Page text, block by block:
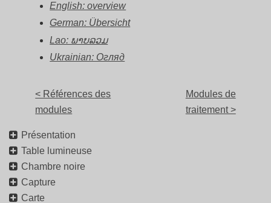
English: overview
German: Übersicht
Lao: ພາບລວມ
Ukrainian: Огляд
< Références des
modules
Modules de
traitement >
Présentation
Table lumineuse
Chambre noire
Capture
Carte